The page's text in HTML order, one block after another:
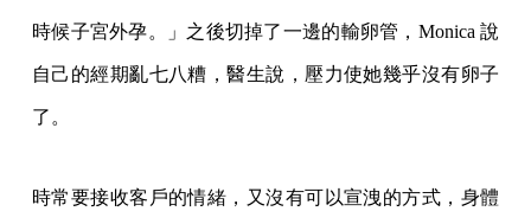
時候子宮外孕。」之後切掉了一邊的輸卵管，Monica 說
自己的經期亂七八糟，醫生說，壓力使她幾乎沒有卵子
了。
時常要接收客戶的情緒，又沒有可以宣洩的方式，身體